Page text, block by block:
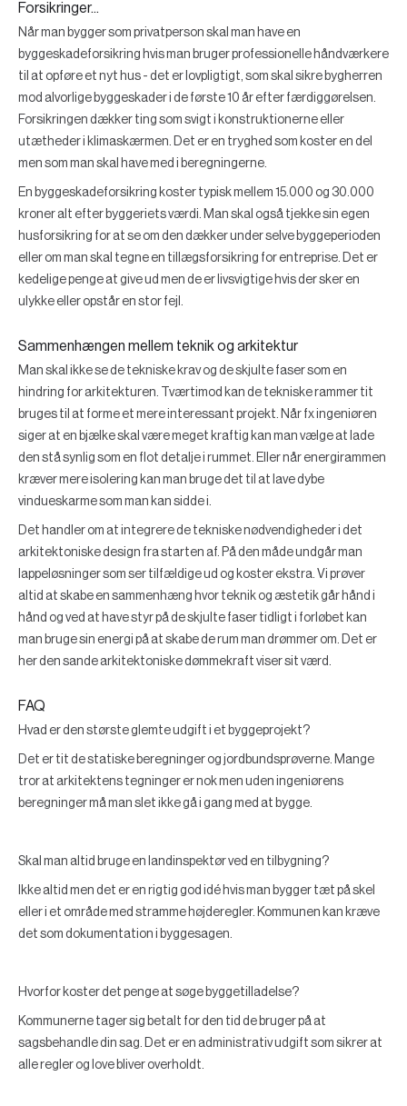
Forsikringer...
Når man bygger som privatperson skal man have en
byggeskadeforsikring hvis man bruger professionelle håndværkere
til at opføre et nyt hus - det er lovpligtigt, som skal sikre bygherren
mod alvorlige byggeskader i de første 10 år efter færdiggørelsen.
Forsikringen dækker ting som svigt i konstruktionerne eller
utætheder i klimaskærmen. Det er en tryghed som koster en del
men som man skal have med i beregningerne.
En byggeskadeforsikring koster typisk mellem 15.000 og 30.000
kroner alt efter byggeriets værdi. Man skal også tjekke sin egen
husforsikring for at se om den dækker under selve byggeperioden
eller om man skal tegne en tillægsforsikring for entreprise. Det er
kedelige penge at give ud men de er livsvigtige hvis der sker en
ulykke eller opstår en stor fejl.
Sammenhængen mellem teknik og arkitektur
Man skal ikke se de tekniske krav og de skjulte faser som en
hindring for arkitekturen. Tværtimod kan de tekniske rammer tit
bruges til at forme et mere interessant projekt. Når fx ingeniøren
siger at en bjælke skal være meget kraftig kan man vælge at lade
den stå synlig som en flot detalje i rummet. Eller når energirammen
kræver mere isolering kan man bruge det til at lave dybe
vindueskarme som man kan sidde i.
Det handler om at integrere de tekniske nødvendigheder i det
arkitektoniske design fra starten af. På den måde undgår man
lappeløsninger som ser tilfældige ud og koster ekstra. Vi prøver
altid at skabe en sammenhæng hvor teknik og æstetik går hånd i
hånd og ved at have styr på de skjulte faser tidligt i forløbet kan
man bruge sin energi på at skabe de rum man drømmer om. Det er
her den sande arkitektoniske dømmekraft viser sit værd.
FAQ
Hvad er den største glemte udgift i et byggeprojekt?
Det er tit de statiske beregninger og jordbundsprøverne. Mange
tror at arkitektens tegninger er nok men uden ingeniørens
beregninger må man slet ikke gå i gang med at bygge.
Skal man altid bruge en landinspektør ved en tilbygning?
Ikke altid men det er en rigtig god idé hvis man bygger tæt på skel
eller i et område med stramme højderegler. Kommunen kan kræve
det som dokumentation i byggesagen.
Hvorfor koster det penge at søge byggetilladelse?
Kommunerne tager sig betalt for den tid de bruger på at
sagsbehandle din sag. Det er en administrativ udgift som sikrer at
alle regler og love bliver overholdt.